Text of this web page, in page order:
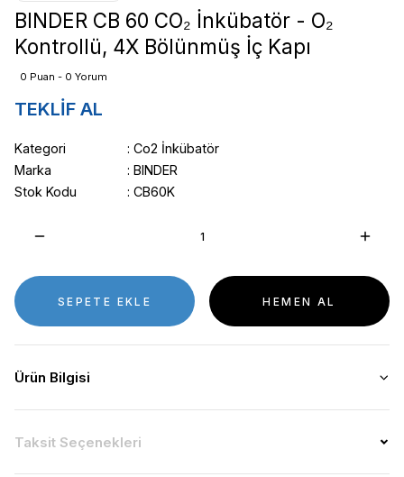
BINDER CB 60 CO₂ İnkübatör - O₂
Kontrollü, 4X Bölünmüş İç Kapı
0 Puan - 0 Yorum
TEKLİF AL
Kategori
Co2 İnkübatör
Marka
BINDER
Stok Kodu
CB60K
SEPETE EKLE HEMEN AL
Ürün Bilgisi
Taksit Seçenekleri